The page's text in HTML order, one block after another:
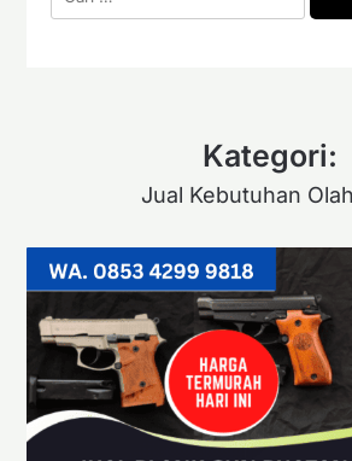
untuk:
Kategori:
Jual Kebutuhan